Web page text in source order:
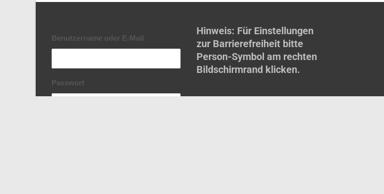
Benutzername oder E-Mail
Passwort
Hinweis: Für Einstellungen
zur Barrierefreiheit bitte
Person-Symbol am rechten
Bildschirmrand klicken.